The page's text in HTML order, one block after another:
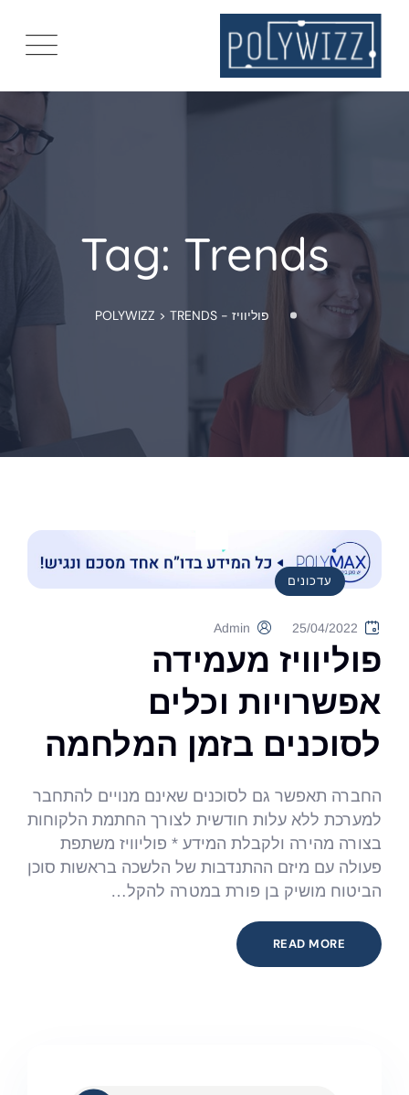
Skip
content
Tag: Trends
פוליוויז - POLYWIZZ > TRENDS
עדכונים
25/04/2022
Admin
פוליוויז מעמידה
אפשרויות וכלים
לסוכנים בזמן המלחמה
החברה תאפשר גם לסוכנים שאינם מנויים להתחבר
למערכת ללא עלות חודשית לצורך החתמת הלקוחות
בצורה מהירה ולקבלת המידע * פוליוויז משתפת
פעולה עם מיזם ההתנדבות של הלשכה בראשות סוכן
הביטוח מושיק בן פורת במטרה להקל…
READ MORE